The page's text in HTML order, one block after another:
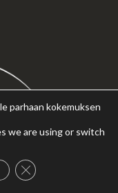
parhaan kokemuksen
we are using or switch
Sulje evästebanneri